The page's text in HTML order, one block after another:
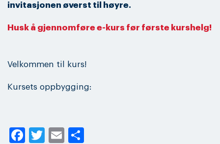
invitasjonen øverst til høyre.
Husk å gjennomføre e-kurs før første kurshelg!
Velkommen til kurs!
Kursets oppbygging:
Facebook
Twitter
Email